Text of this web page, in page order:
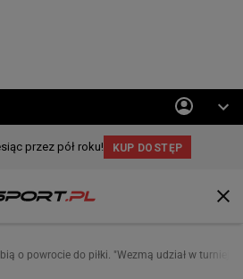
o powrocie do piłki. "Wezmą udział w